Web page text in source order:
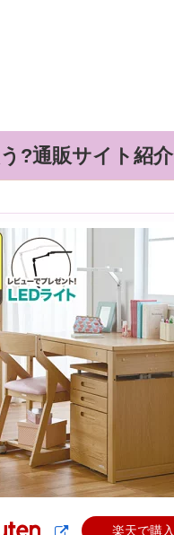
?通販サイト紹介
楽天で購入